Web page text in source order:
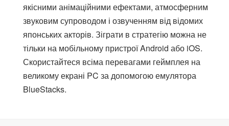
якісними анімаційними ефектами, атмосферним
звуковим супроводом і озвученням від відомих
японських акторів. Зіграти в стратегію можна не
тільки на мобільному пристрої Android або iOS.
Скористайтеся всіма перевагами геймплея на
великому екрані PC за допомогою емулятора
BlueStacks.